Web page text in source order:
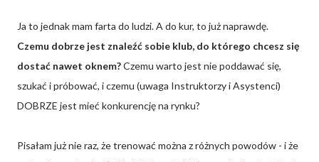
Ja to jednak mam farta do ludzi. A do kur, to już naprawdę.
Czemu dobrze jest znaleźć sobie klub, do którego chcesz się
dostać nawet oknem?Czemu warto jest nie poddawać się,
szukać i próbować, i czemu (uwaga Instruktorzy i Asystenci)
DOBRZE jest mieć konkurencję na rynku?
Pisałam już nie raz, że trenować można z różnych powodów - i że